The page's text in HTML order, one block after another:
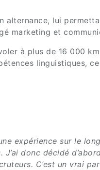
alternance, lui
marketing et
à plus de 16 000
linguistiques,
expérience sur le
donc décidé
C’est un vrai